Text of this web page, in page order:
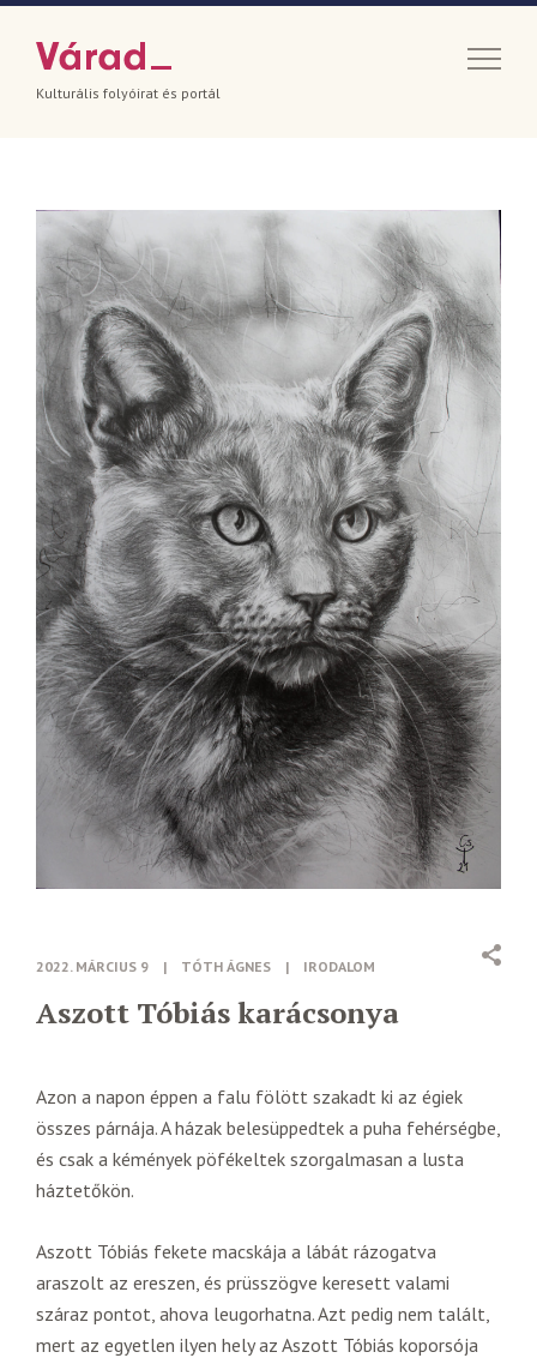
Kulturális folyóirat és portál
2022. MÁRCIUS 9 | TÓTH ÁGNES | IRODALOM
Aszott Tóbiás karácsonya
Azon a napon éppen a falu fölött szakadt ki az égiek
összes párnája. A házak belesüppedtek a puha fehérségbe,
és csak a kémények pöfékeltek szorgalmasan a lusta
háztetőkön.
Aszott Tóbiás fekete macskája a lábát rázogatva
araszolt az ereszen, és prüsszögve keresett valami
száraz pontot, ahova leugorhatna. Azt pedig nem talált,
mert az egyetlen ilyen hely az Aszott Tóbiás koporsója